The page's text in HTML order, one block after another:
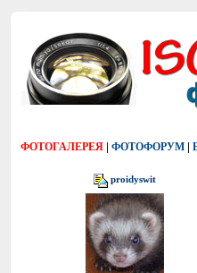
ФОТОГАЛЕРЕЯ | ФОТОФОРУМ |
proidyswit